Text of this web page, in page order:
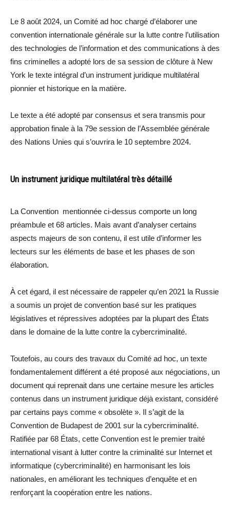
Le 8 août 2024, un Comité ad hoc chargé d’élaborer une
convention internationale générale sur la lutte contre l’utilisation
des technologies de l’information et des communications à des
fins criminelles a adopté lors de sa session de clôture à New
York le texte intégral d’un instrument juridique multilatéral
pionnier et historique en la matière.
Le texte a été adopté par consensus et sera transmis pour
approbation finale à la 79e session de l’Assemblée générale
des Nations Unies qui s’ouvrira le 10 septembre 2024.
Un instrument juridique multilatéral très détaillé
La Convention mentionnée ci-dessus comporte un long
préambule et 68 articles. Mais avant d’analyser certains
aspects majeurs de son contenu, il est utile d’informer les
lecteurs sur les éléments de base et les phases de son
élaboration.
À cet égard, il est nécessaire de rappeler qu’en 2021 la Russie
a soumis un projet de convention basé sur les pratiques
législatives et répressives adoptées par la plupart des États
dans le domaine de la lutte contre la cybercriminalité.
Toutefois, au cours des travaux du Comité ad hoc, un texte
fondamentalement différent a été proposé aux négociations, un
document qui reprenait dans une certaine mesure les articles
contenus dans un instrument juridique déjà existant, considéré
par certains pays comme « obsolète ». Il s’agit de la
Convention de Budapest de 2001 sur la cybercriminalité.
Ratifiée par 68 États, cette Convention est le premier traité
international visant à lutter contre la criminalité sur Internet et
informatique (cybercriminalité) en harmonisant les lois
nationales, en améliorant les techniques d’enquête et en
renforçant la coopération entre les nations.